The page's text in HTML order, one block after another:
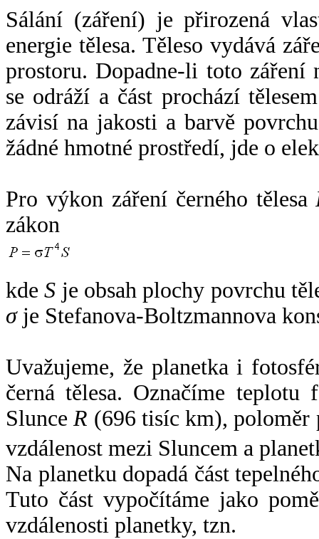
Sálání (záření) je přirozená
energie tělesa. Těleso vydává
prostoru. Dopadne-li toto záření
se odráží a část prochází
závisí na jakosti a barvě
žádné hmotné prostředí, jde o
Pro výkon záření černého tělesa
zákon
kdeS je obsah plochy povrchu
σje Stefanova-Boltzmannova
Uvažujeme, že planetka i
černá tělesa. Označíme
SlunceR (696 tisíc km),
vzdálenost mezi Sluncem a
Na planetku dopadá část
Tuto část vypočítáme jako
vzdálenosti planetky, tzn.